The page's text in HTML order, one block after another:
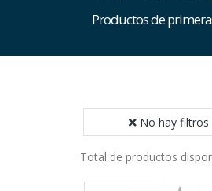
Productos de
No hay filtros
Total de productos